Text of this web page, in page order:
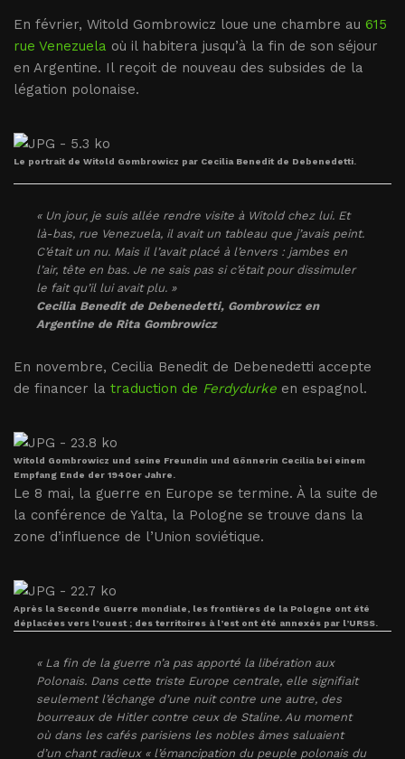
En février, Witold Gombrowicz loue une chambre au 615
rue Venezuela où il habitera jusqu’à la fin de son séjour
en Argentine. Il reçoit de nouveau des subsides de la
légation polonaise.
Le portrait de Witold Gombrowicz par Cecilia Benedit de Debenedetti.
« Un jour, je suis allée rendre visite à Witold chez lui. Et
là-bas, rue Venezuela, il avait un tableau que j’avais peint.
C’était un nu. Mais il l’avait placé à l’envers : jambes en
l’air, tête en bas. Je ne sais pas si c’était pour dissimuler
le fait qu’il lui avait plu. »
Cecilia Benedit de Debenedetti, Gombrowicz en
Argentine de Rita Gombrowicz
En novembre, Cecilia Benedit de Debenedetti accepte
de financer la traduction de Ferdydurke en espagnol.
Witold Gombrowicz und seine Freundin und Gönnerin Cecilia bei einem
Empfang Ende der 1940er Jahre.
Le 8 mai, la guerre en Europe se termine. À la suite de
la conférence de Yalta, la Pologne se trouve dans la
zone d’influence de l’Union soviétique.
Après la Seconde Guerre mondiale, les frontières de la Pologne ont été
déplacées vers l’ouest ; des territoires à l’est ont été annexés par l’URSS.
« La fin de la guerre n’a pas apporté la libération aux
Polonais. Dans cette triste Europe centrale, elle signifiait
seulement l’échange d’une nuit contre une autre, des
bourreaux de Hitler contre ceux de Staline. Au moment
où dans les cafés parisiens les nobles âmes saluaient
d’un chant radieux « l’émancipation du peuple polonais du